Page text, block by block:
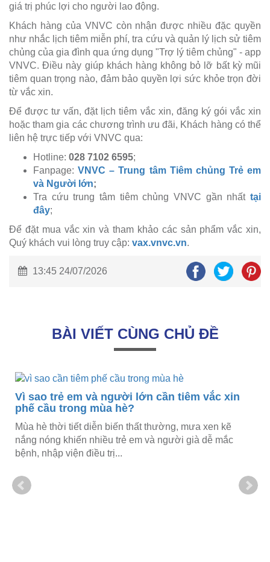
giá trị phúc lợi cho người lao động.
Khách hàng của VNVC còn nhận được nhiều đặc quyền
như nhắc lịch tiêm miễn phí, tra cứu và quản lý lịch sử tiêm
chủng của gia đình qua ứng dụng "Trợ lý tiêm chủng" - app
VNVC. Điều này giúp khách hàng không bỏ lỡ bất kỳ mũi
tiêm quan trọng nào, đảm bảo quyền lợi sức khỏe trọn đời
từ vắc xin.
Để được tư vấn, đặt lịch tiêm vắc xin, đăng ký gói vắc xin
hoặc tham gia các chương trình ưu đãi, Khách hàng có thể
liên hệ trực tiếp với VNVC qua:
Hotline: 028 7102 6595;
Fanpage:VNVC – Trung tâm Tiêm chủng Trẻ em
và Người lớn;
Tra cứu trung tâm tiêm chủng VNVC gần nhất tại
đây;
Để đặt mua vắc xin và tham khảo các sản phẩm vắc xin,
Quý khách vui lòng truy cập: vax.vnvc.vn.
13:45 24/07/2026
BÀI VIẾT CÙNG CHỦ ĐỀ
Vì sao trẻ em và người lớn cần tiêm vắc xin
phế cầu trong mùa hè?
Mùa hè thời tiết diễn biến thất thường, mưa xen kẽ
nắng nóng khiến nhiều trẻ em và người già dễ mắc
bệnh, nhập viện điều trị...